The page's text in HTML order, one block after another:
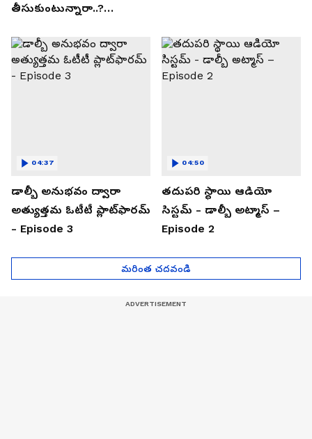
తీసుకుంటున్నారా..?
తెలుసుకోండి..!
డాల్బీ అనుభవం ద్వారా
అత్యుత్తమ ఓటీటీ ప్లాట్‌ఫారమ్
- Episode 3
04:37
తదుపరి స్థాయి ఆడియో
సిస్టమ్ - డాల్బీ అట్మాస్ –
Episode 2
04:50
మరింత చదవండి